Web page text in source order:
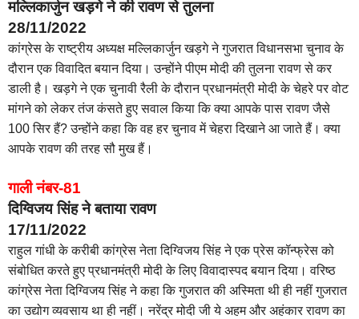
मल्लिकार्जुन खड़गे ने की रावण से तुलना
28/11/2022
कांग्रेस के राष्ट्रीय अध्यक्ष मल्लिकार्जुन खड़गे ने गुजरात विधानसभा चुनाव के
दौरान एक विवादित बयान दिया। उन्होंने पीएम मोदी की तुलना रावण से कर
डाली है। खड़गे ने एक चुनावी रैली के दौरान प्रधानमंत्री मोदी के चेहरे पर वोट
मांगने को लेकर तंज कंसते हुए सवाल किया कि क्या आपके पास रावण जैसे
100 सिर हैं? उन्होंने कहा कि वह हर चुनाव में चेहरा दिखाने आ जाते हैं। क्या
आपके रावण की तरह सौ मुख हैं।
गाली नंबर-81
दिग्विजय सिंह ने बताया रावण
17/11/2022
राहुल गांधी के करीबी कांग्रेस नेता दिग्विजय सिंह ने एक प्रेस कॉन्फ्रेस को
संबोधित करते हुए प्रधानमंत्री मोदी के लिए विवादास्पद बयान दिया। वरिष्ठ
कांग्रेस नेता दिग्विजय सिंह ने कहा कि गुजरात की अस्मिता थी ही नहीं गुजरात
का उद्योग व्यवसाय था ही नहीं। नरेंद्र मोदी जी ये अहम और अहंकार रावण का